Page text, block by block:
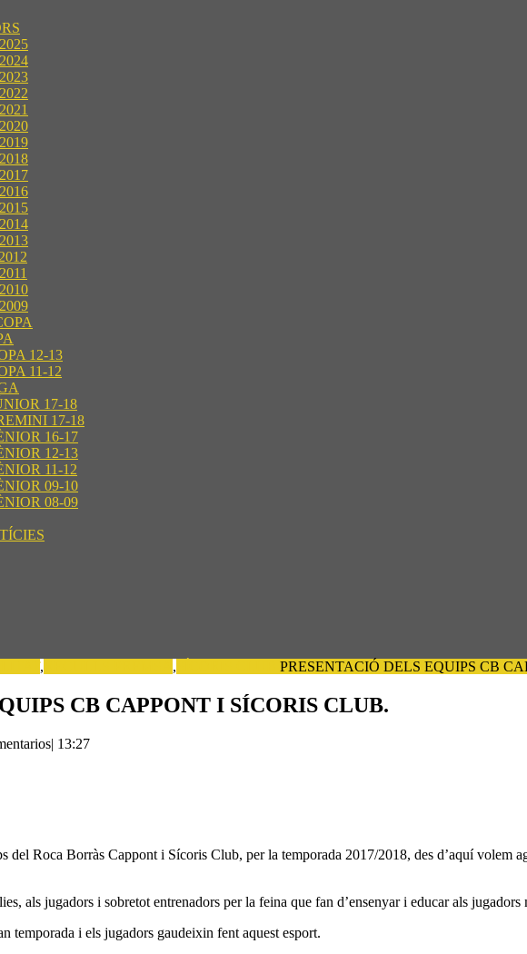
12-13
11-12
17-18
17-18
16-17
12-13
11-12
09-10
08-09
, , PRESENTACIÓ DELS EQUIPS CB
CB CAPPONT I SÍCORIS CLUB.
| 13:27
Roca Borràs Cappont i Sícoris Club, per la temporada 2017/2018, des d’aquí volem
als jugadors i sobretot entrenadors per la feina que fan d’ensenyar i educar als jugadors
temporada i els jugadors gaudeixin fent aquest esport.